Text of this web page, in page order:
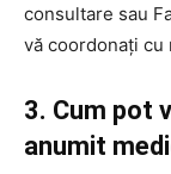
consultare sau
vă coordonați cu
3. Cum pot
anumit